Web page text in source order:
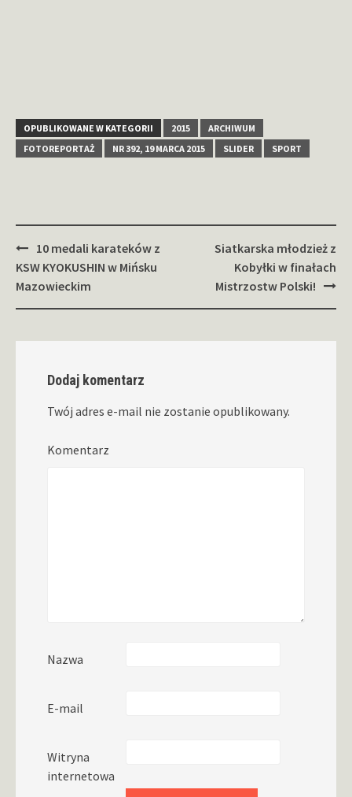
OPUBLIKOWANE W KATEGORII 2015
ARCHIWUM
FOTOREPORTAŻ
NR 392, 19 MARCA 2015 SLIDER SPORT
Zobacz
wpisy
10 medali karateków z
KSW KYOKUSHIN w Mińsku
Mazowieckim
Siatkarska młodzież z
Kobyłki w finałach
Mistrzostw Polski!
Dodaj komentarz
Twój adres e-mail nie zostanie opublikowany.
Komentarz
Nazwa
E-mail
Witryna
internetowa